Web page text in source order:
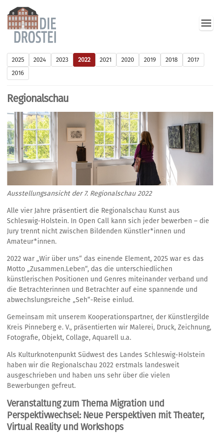
Regionalschau
Ausstellungsansicht der 7. Regionalschau 2022
Alle vier Jahre präsentiert die Regionalschau Kunst aus
Schleswig-Holstein. In Open Call kann sich jeder bewerben – die
Jury trennt nicht zwischen Bildenden Künstler*innen und
Amateur*innen.
2022 war „Wir über uns“ das einende Element, 2025 war es das
Motto „Zusammen.Leben“, das die unterschiedlichen
künstlerischen Positionen und Genres miteinander verband und
die Betrachterinnen und Betrachter auf eine spannende und
abwechslungsreiche „Seh“-Reise einlud.
Gemeinsam mit unserem Kooperationspartner, der Künstlergilde
Kreis Pinneberg e. V., präsentierten wir Malerei, Druck, Zeichnung,
Fotografie, Objekt, Collage, Aquarell u.a.
Als Kulturknotenpunkt Südwest des Landes Schleswig-Holstein
haben wir die Regionalschau 2022 erstmals landesweit
ausgeschrieben und haben uns sehr über die vielen
Bewerbungen gefreut.
Veranstaltung zum Thema Migration und
Perspektivwechsel: Neue Perspektiven mit Theater,
Virtual Reality und Workshops
2025 2024 2023 2022 2021 2020 2019 2018
2017
2016